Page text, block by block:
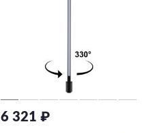
6 321 ₽